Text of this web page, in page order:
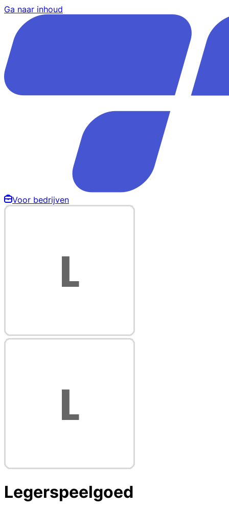
Ga naar inhoud
Voor bedrijven
Legerspeelgoed